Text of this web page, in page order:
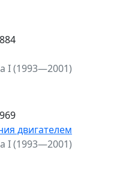
I (1993—2001)
двигателем
I (1993—2001)